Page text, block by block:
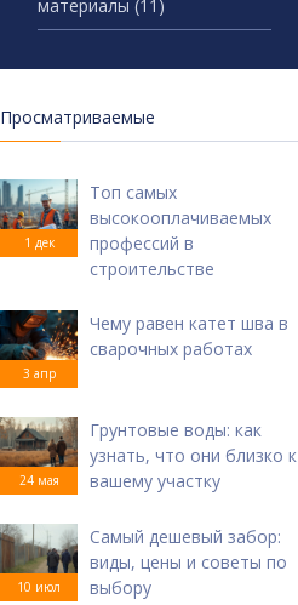
материалы (11)
Просматриваемые
1 дек
Топ самых
высокооплачиваемых
профессий в
строительстве
3 апр
Чему равен катет шва в
сварочных работах
24 мая
Грунтовые воды: как
узнать, что они близко к
вашему участку
10 июл
Самый дешевый забор:
виды, цены и советы по
выбору